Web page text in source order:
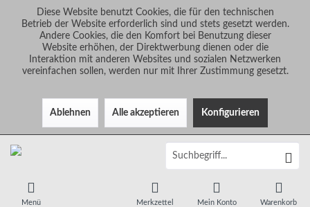
Diese Website benutzt Cookies, die für den technischen
Betrieb der Website erforderlich sind und stets gesetzt werden.
Andere Cookies, die den Komfort bei Benutzung dieser
Website erhöhen, der Direktwerbung dienen oder die
Interaktion mit anderen Websites und sozialen Netzwerken
vereinfachen sollen, werden nur mit Ihrer Zustimmung gesetzt.
Ablehnen Alle akzeptieren Konfigurieren
Menü Warenkorb
Merkzettel Mein Konto